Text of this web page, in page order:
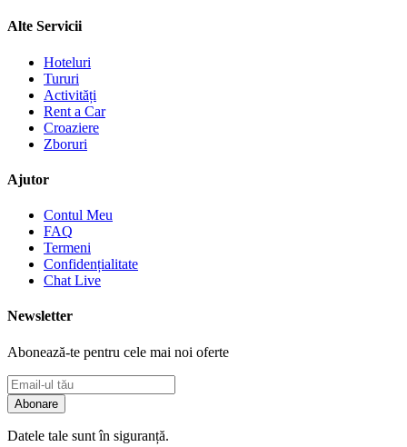
Alte Servicii
Hoteluri
Tururi
Activități
Rent a Car
Croaziere
Zboruri
Ajutor
Contul Meu
FAQ
Termeni
Confidențialitate
Chat Live
Newsletter
Abonează-te pentru cele mai noi oferte
Abonare
Datele tale sunt în siguranță.